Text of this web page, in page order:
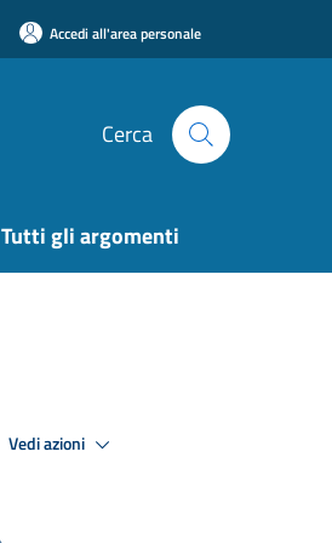
Accedi all'area personale
Cerca
Tutti gli argomenti
Vedi azioni